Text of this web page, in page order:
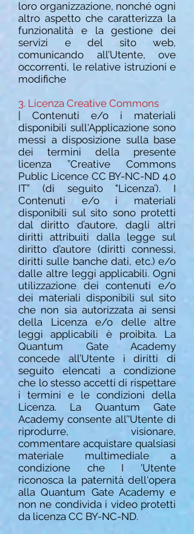
loro organizzazione, nonché ogni
altro aspetto che caratterizza la
funzionalità e la gestione dei
servizi e del sito web,
comunicando all’Utente, ove
occorrenti, le relative istruzioni e
modifiche
3. Licenza Creative Commons
| Contenuti e/o i materiali
disponibili sull'Applicazione sono
messi a disposizione sulla base
dei termini della presente
licenza ”Creative Commons
Public Licence CC BY-NC-ND 4.0
IT” (di seguito "Licenza’). I
Contenuti e/o i materiali
disponibili sul sito sono protetti
dal diritto d’autore, dagli altri
diritti attribuiti dalla legge sul
diritto d’autore (diritti connessi,
diritti sulle banche dati, etc.) e/o
dalle altre leggi applicabili. Ogni
utilizzazione dei contenuti e/o
dei materiali disponibili sul sito
che non sia autorizzata ai sensi
della Licenza e/o delle altre
leggi applicabili è proibita. La
Quantum Gate Academy
concede all’Utente i diritti di
seguito elencati a condizione
che lo stesso accetti di rispettare
i termini e le condizioni della
Licenza. La Quantum Gate
Academy consente all’'Utente di
riprodurre, visionare,
commentare acquistare qualsiasi
materiale multimediale a
condizione che I 'Utente
riconosca la paternità dell‘opera
alla Quantum Gate Academy e
non ne condivida i video protetti
da licenza CC BY-NC-ND.